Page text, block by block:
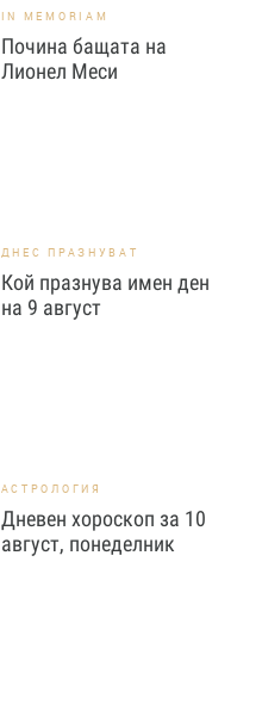
IN MEMORIAM
Почина бащата на
Лионел Меси
ДНЕС ПРАЗНУВАТ
Кой празнува имен ден
на 9 август
АСТРОЛОГИЯ
Дневен хороскоп за 10
август, понеделник